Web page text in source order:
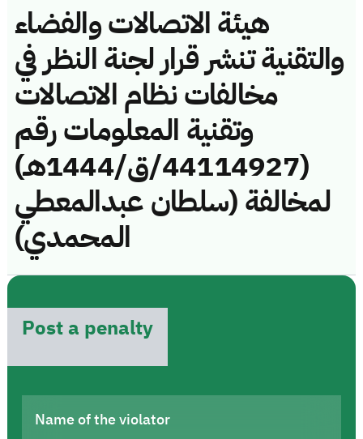
هيئة الاتصالات والفضاء
والتقنية تنشر قرار لجنة النظر في
مخالفات نظام الاتصالات
وتقنية المعلومات رقم
(44114927/ق/1444هـ)
لمخالفة (سلطان عبدالمعطي
المحمدي)
Post a penalty
Name of the violator